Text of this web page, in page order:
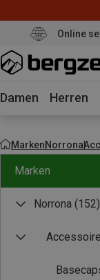
Online
Damen Herren
MarkenNorrona
Marken
Norrona (152)